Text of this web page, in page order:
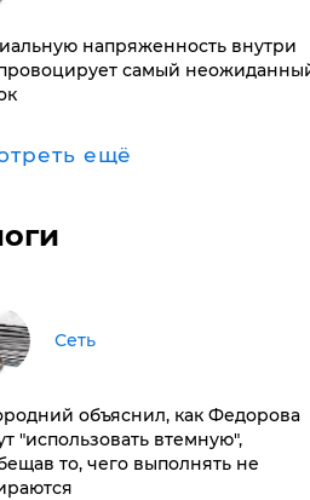
напряженность внутри
самый
ещё
Сеть
объяснил, как Федорова
"использовать втемную",
то, чего выполнять не